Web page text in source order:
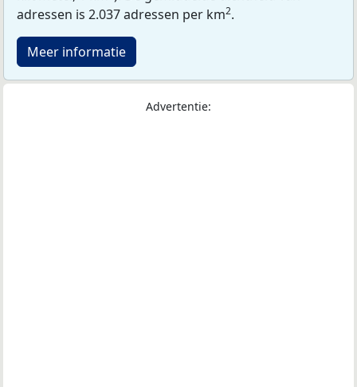
adressen is 2.037 adressen per km2.
Meer informatie
Advertentie: